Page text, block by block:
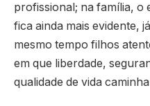
profissional; na família, o
fica ainda mais evidente,
mesmo tempo filhos
em que liberdade,
qualidade de vida